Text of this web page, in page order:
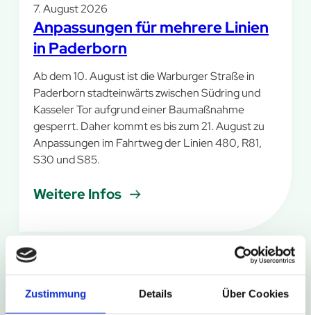
Zustimmung Details Über Cookies
7. August 2026
Anpassungen für mehrere Linien
in Paderborn
Ab dem 10. August ist die Warburger Straße in
Paderborn stadteinwärts zwischen Südring und
Kasseler Tor aufgrund einer Baumaßnahme
gesperrt. Daher kommt es bis zum 21. August zu
Anpassungen im Fahrtweg der Linien 480, R81,
S30 und S85.
Weitere Infos
Kurze Umleitung in Bad Driburg-